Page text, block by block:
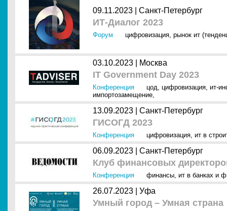
09.11.2023 | Санкт-Петербург
ИТ-Диалог 2023
Форум цифровизация, рынок ит
03.10.2023 | Москва
IT Government Day 2023
Конференция цод, цифровизация, ит-
импортозамещение,
13.09.2023 | Санкт-Петербург
ГИСОГД 2023
Конференция цифровизация, ит в
06.09.2023 | Санкт-Петербург
Клуб финансовых
Конференция финансы, ит в банках и
26.07.2023 | Уфа
Умный город – Умная страна